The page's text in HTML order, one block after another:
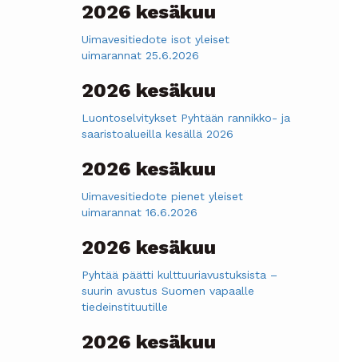
2026 kesäkuu
Uimavesitiedote isot yleiset
uimarannat 25.6.2026
2026 kesäkuu
Luontoselvitykset Pyhtään rannikko- ja
saaristoalueilla kesällä 2026
2026 kesäkuu
Uimavesitiedote pienet yleiset
uimarannat 16.6.2026
2026 kesäkuu
Pyhtää päätti kulttuuriavustuksista –
suurin avustus Suomen vapaalle
tiedeinstituutille
2026 kesäkuu